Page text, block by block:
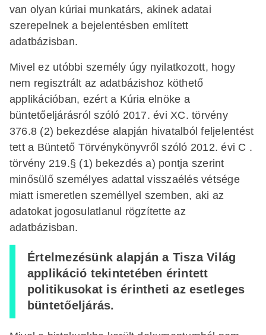
van olyan kúriai munkatárs, akinek adatai
szerepelnek a bejelentésben említett
adatbázisban.
Mivel ez utóbbi személy úgy nyilatkozott, hogy
nem regisztrált az adatbázishoz köthető
applikációban, ezért a Kúria elnöke a
büntetőeljárásról szóló 2017. évi XC. törvény
376.8 (2) bekezdése alapján hivatalból feljelentést
tett a Büntető Törvénykönyvről szóló 2012. évi C .
törvény 219.§ (1) bekezdés a) pontja szerint
minősülő személyes adattal visszaélés vétsége
miatt ismeretlen személlyel szemben, aki az
adatokat jogosulatlanul rögzítette az
adatbázisban.
Értelmezésünk alapján a Tisza Világ
applikáció tekintetében érintett
politikusokat is érintheti az esetleges
büntetőeljárás.